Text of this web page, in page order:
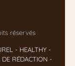
réservés
- HEALTHY -
DE RÉDACTION -